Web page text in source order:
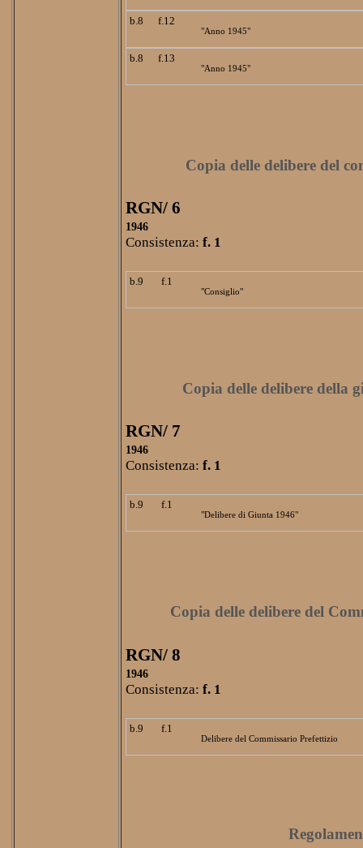
b.8 f.12
"Anno 1945"
b.8 f.13
"Anno 1945"
Copia delle delibere del
RGN/ 6
1946
Consistenza: f. 1
b.9 f.1
"Consiglio"
Copia delle delibere della
RGN/ 7
1946
Consistenza: f. 1
b.9 f.1
"Delibere di Giunta 1946"
Copia delle delibere del
RGN/ 8
1946
Consistenza: f. 1
b.9 f.1
Delibere del Commissario Prefettizio